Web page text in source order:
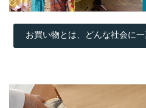
お買い物とは、どんな社会に